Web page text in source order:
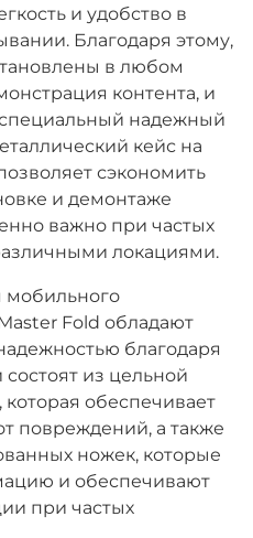
и удобство в
Благодаря этому,
в любом
контента, и
надежный
кейс на
сэкономить
и демонтаже
важно при частых
локациями.
мобильного
Fold обладают
благодаря
из цельной
обеспечивает
повреждений, а также
ножек, которые
и обеспечивают
при частых